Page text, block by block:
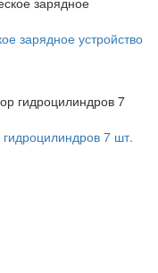
зарядное устройство
7 шт.